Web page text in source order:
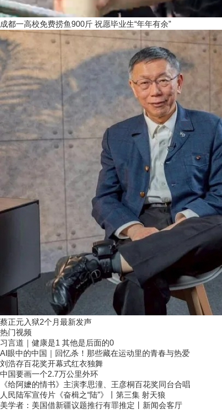
成都一高校免费捞鱼900斤 祝愿毕业生“年年有余”
蔡正元入狱2个月最新发声
热门视频
习言道｜健康是1 其他是后面的0
AI眼中的中国｜回忆杀！那些藏在运动里的青春与热爱
刘浩存百花奖开幕式红衣独舞
中国要画一个2.7万公里外环
《给阿嬷的情书》主演李思潼、王彦桐百花奖同台合唱
人民陆军宣传片《奋楫之“陆”》丨第三集 射天狼
美学者：美国借新疆议题推行有罪推定丨新闻会客厅